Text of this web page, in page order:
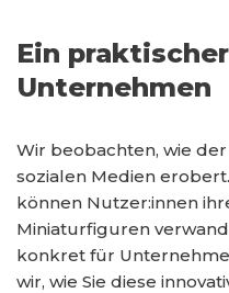
Ein
Unternehmen
Wir beobachten, wie der
sozialen Medien
können Nutzer:innen
Miniaturfiguren
konkret für
wir, wie Sie diese